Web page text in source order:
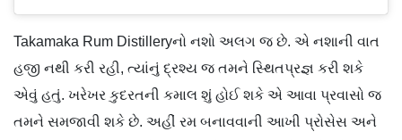
Takamaka Rum Distilleryનો નશો અલગ જ છે. એ નશાની વાત
હજી નથી કરી રહી, ત્યાંનું દ્રશ્ય જ તમને સ્થિતપ્રજ્ઞ કરી શકે
એવું હતું. ખરેખર કુદરતની કમાલ શું હોઈ શકે એ આવા પ્રવાસો જ
તમને સમજાવી શકે છે. અહીં રમ બનાવવાની આખી પ્રોસેસ અને